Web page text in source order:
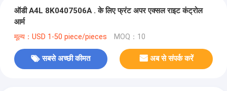
ऑडी A4L 8K0407506A . के लिए फ्रंट अपर एक्सल राइट कंट्रोल
आर्म
मूल्य：USD 1-50 piece/pieces MOQ：10
सबसे अच्छी कीमत अब से संपर्क करें